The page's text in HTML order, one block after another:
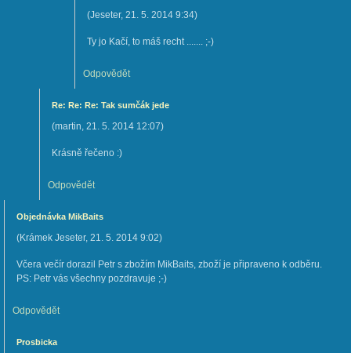
(Jeseter, 21. 5. 2014 9:34)
Ty jo Kačí, to máš recht ....... ;-)
Odpovědět
Re: Re: Re: Tak sumčák jede
(martin, 21. 5. 2014 12:07)
Krásně řečeno :)
Odpovědět
Objednávka MikBaits
(Krámek Jeseter, 21. 5. 2014 9:02)
Včera večír dorazil Petr s zbožím MikBaits, zboží je připraveno k odběru.
PS: Petr vás všechny pozdravuje ;-)
Odpovědět
Prosbicka